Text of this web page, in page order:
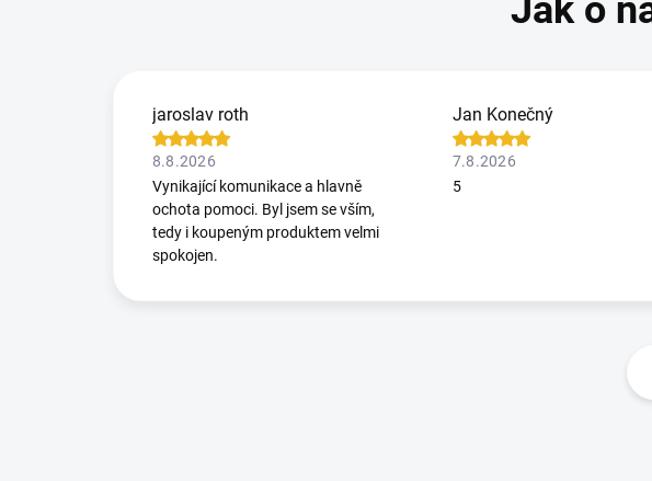
jaroslav roth
8.8.2026
Vynikající komunikace a hlavně
ochota pomoci. Byl jsem se vším,
tedy i koupeným produktem velmi
spokojen.
Jan Konečný
7.8.2026
5